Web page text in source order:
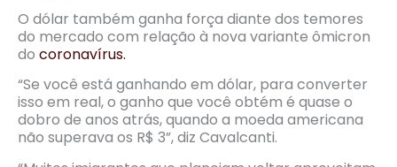
O dólar também ganha força diante dos temores
do mercado com relação à nova variante ômicron
do coronavírus.
“Se você está ganhando em dólar, para converter
isso em real, o ganho que você obtém é quase o
dobro de anos atrás, quando a moeda americana
não superava os R$ 3”, diz Cavalcanti.